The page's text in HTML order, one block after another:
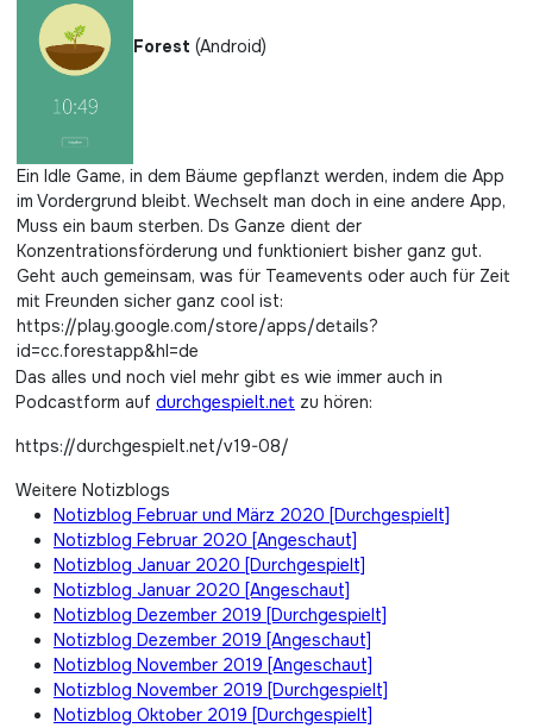
Forest (Android)
Ein Idle Game, in dem Bäume gepflanzt werden, indem die App
im Vordergrund bleibt. Wechselt man doch in eine andere App,
Muss ein baum sterben. Ds Ganze dient der
Konzentrationsförderung und funktioniert bisher ganz gut.
Geht auch gemeinsam, was für Teamevents oder auch für Zeit
mit Freunden sicher ganz cool ist:
https://play.google.com/store/apps/details?
id=cc.forestapp&hl=de
Das alles und noch viel mehr gibt es wie immer auch in
Podcastform auf durchgespielt.net zu hören:
https://durchgespielt.net/v19-08/
Weitere Notizblogs
Notizblog Februar und März 2020 [Durchgespielt]
Notizblog Februar 2020 [Angeschaut]
Notizblog Januar 2020 [Durchgespielt]
Notizblog Januar 2020 [Angeschaut]
Notizblog Dezember 2019 [Durchgespielt]
Notizblog Dezember 2019 [Angeschaut]
Notizblog November 2019 [Angeschaut]
Notizblog November 2019 [Durchgespielt]
Notizblog Oktober 2019 [Durchgespielt]